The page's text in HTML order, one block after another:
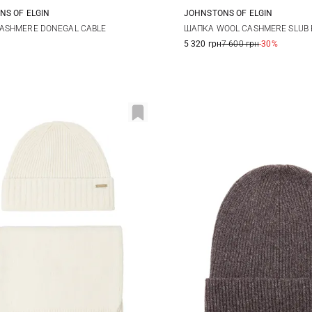
One size
OF ELGIN
DONEGAL CABLE
One size
JOHNSTONS OF ELGIN
ШАПКА WOOL CASHMERE SLUB
5 320 грн7 600 грн-30%